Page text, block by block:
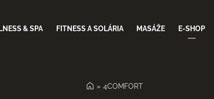
& SPA FITNESS A SOLÁRIA MASÁŽE E-SHOP
4COMFORT